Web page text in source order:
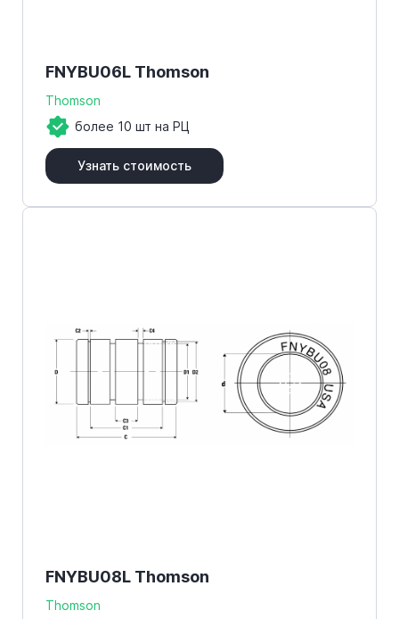
FNYBU06L Thomson
Thomson
более 10 шт на РЦ
Узнать стоимость
FNYBU08L Thomson
Thomson